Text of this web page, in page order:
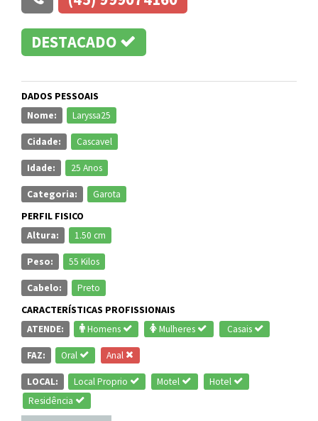
DESTACADO
DADOS PESSOAIS
Nome: Laryssa25
Cidade: Cascavel
Idade: 25 Anos
Categoria: Garota
PERFIL FISICO
Altura: 1.50 cm
Peso: 55 Kilos
Cabelo: Preto
CARACTERÍSTICAS PROFISSIONAIS
ATENDE: Homens Mulheres Casais
FAZ: Oral Anal
LOCAL: Local Proprio Motel
Hotel
Residência